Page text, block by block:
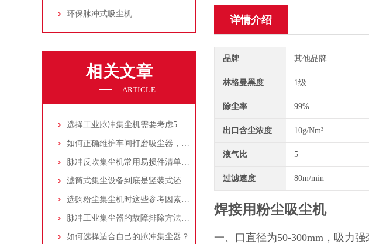
环保脉冲式吸尘机
相关文章
ARTICLE
选择工业脉冲集尘机需要考虑5大因素,你都了解吗?
如何正确维护车间打磨吸尘器，延长使用寿命
脉冲反吹集尘机常用易损件清单与更换周期建议
滤筒式集尘设备到底是竖装式还是横装式？
选购粉尘集尘机时这些参考因素很重要！
脉冲工业集尘器的故障排除方法和注意事项
如何选择适合自己的脉冲集尘器？
详情介绍
品牌 其他品牌
林格曼黑度 1级
除尘率 99%
出口含尘浓度 10g/Nm³
液气比 5
过滤速度 80m/min
焊接用粉尘吸尘机
一、口直径为50-300mm，吸力